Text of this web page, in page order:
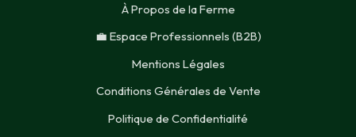
À Propos de la Ferme
💼 Espace Professionnels (B2B)
Mentions Légales
Conditions Générales de Vente
Politique de Confidentialité